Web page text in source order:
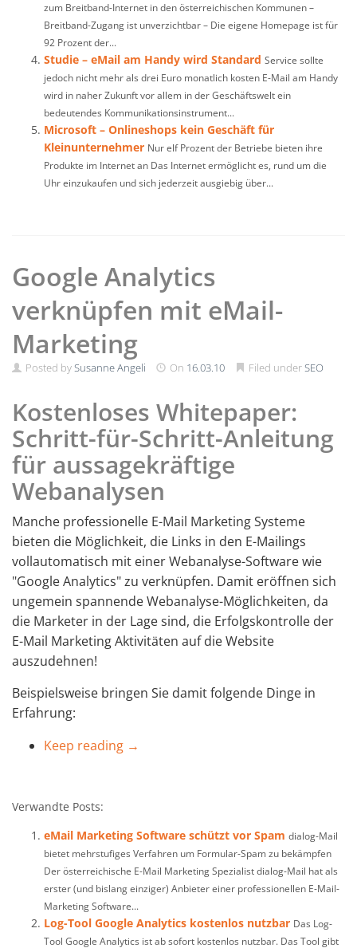
zum Breitband-Internet in den österreichischen Kommunen –
Breitband-Zugang ist unverzichtbar – Die eigene Homepage ist für
92 Prozent der...
Studie – eMail am Handy wird Standard Service sollte
jedoch nicht mehr als drei Euro monatlich kosten E-Mail am Handy
wird in naher Zukunft vor allem in der Geschäftswelt ein
bedeutendes Kommunikationsinstrument...
Microsoft – Onlineshops kein Geschäft für
Kleinunternehmer Nur elf Prozent der Betriebe bieten ihre
Produkte im Internet an Das Internet ermöglicht es, rund um die
Uhr einzukaufen und sich jederzeit ausgiebig über...
Google Analytics
verknüpfen mit eMail-
Marketing
Posted bySusanne Angeli On 16.03.10 Filed underSEO
Kostenloses Whitepaper:
Schritt-für-Schritt-Anleitung
für aussagekräftige
Webanalysen
Manche professionelle E-Mail Marketing Systeme
bieten die Möglichkeit, die Links in den E-Mailings
vollautomatisch mit einer Webanalyse-Software wie
"Google Analytics" zu verknüpfen. Damit eröffnen sich
ungemein spannende Webanalyse-Möglichkeiten, da
die Marketer in der Lage sind, die Erfolgskontrolle der
E-Mail Marketing Aktivitäten auf die Website
auszudehnen!
Beispielsweise bringen Sie damit folgende Dinge in
Erfahrung:
Keep reading →
Verwandte Posts:
eMail Marketing Software schützt vor Spam dialog-Mail
bietet mehrstufiges Verfahren um Formular-Spam zu bekämpfen
Der österreichische E-Mail Marketing Spezialist dialog-Mail hat als
erster (und bislang einziger) Anbieter einer professionellen E-Mail-
Marketing Software...
Log-Tool Google Analytics kostenlos nutzbar Das Log-
Tool Google Analytics ist ab sofort kostenlos nutzbar. Das Tool gibt